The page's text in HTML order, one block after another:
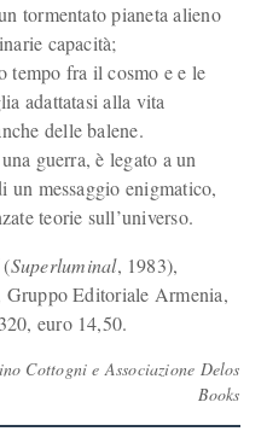
tormentato pianeta alieno
capacità;
tempo fra il cosmo e e le
adattatasi alla vita
delle balene.
guerra, è legato a un
un messaggio enigmatico,
teorie sull’universo.
(Superluminal, 1983),
Editoriale Armenia,
euro 14,50.
Cottogni e Associazione Delos
Books